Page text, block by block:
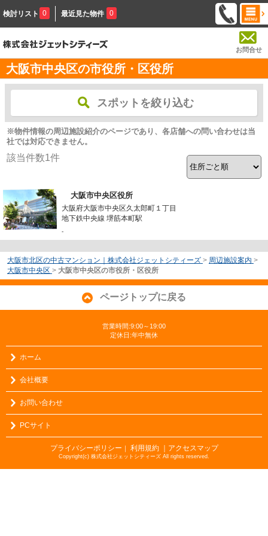
検討リスト 0 最近見た物件 0
お問合せ
大阪市中央区の市役所・区役所
スポットを絞り込む
※物件情報の周辺施設紹介のページであり、各店舗への問い合わせは当
社では対応できません。
該当件数1件
大阪市中央区役所
大阪府大阪市中央区久太郎町１丁目
地下鉄中央線 堺筋本町駅
-
大阪市北区の中古マンション｜株式会社ジェットシティーズ > 周辺施設案内 >
大阪市中央区 > 大阪市中央区の市役所・区役所
ページトップに戻る
営業時間:9:00～19:00
定休日:年中無休
ホーム
会社概要
お問い合わせ
PCサイト
プライバシーポリシー ｜ 利用規約 ｜アクセスマップ
Copyright(c) 株式会社ジェットシティーズ All rights reserved.